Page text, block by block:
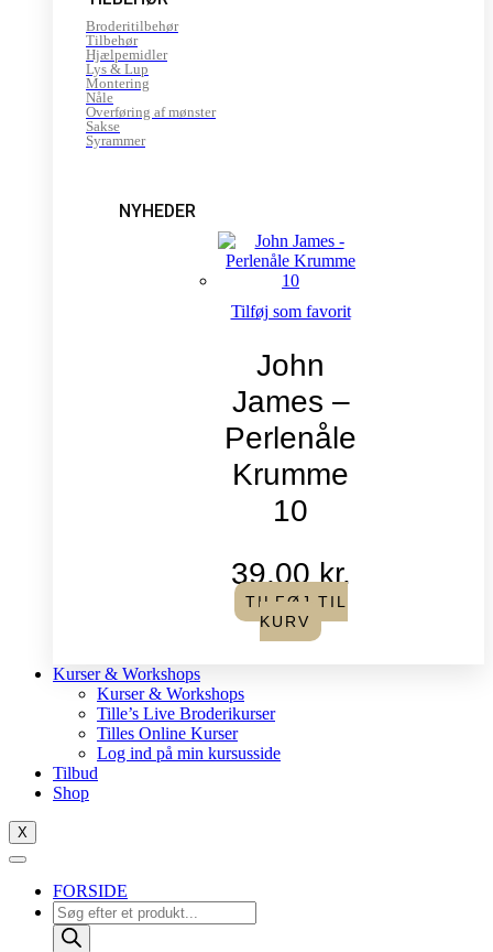
Broderitilbehør
Tilbehør
Hjælpemidler
Lys & Lup
Montering
Nåle
Overføring af mønster
Sakse
Syrammer
NYHEDER
Tilføj som favorit
John
James –
Perlenåle
Krumme
10
39,00kr.
TILFØJ TIL
KURV
Kurser & Workshops
Kurser & Workshops
Tille’s Live Broderikurser
Tilles Online Kurser
Log ind på min kursusside
Tilbud
Shop
X
FORSIDE
Products
search